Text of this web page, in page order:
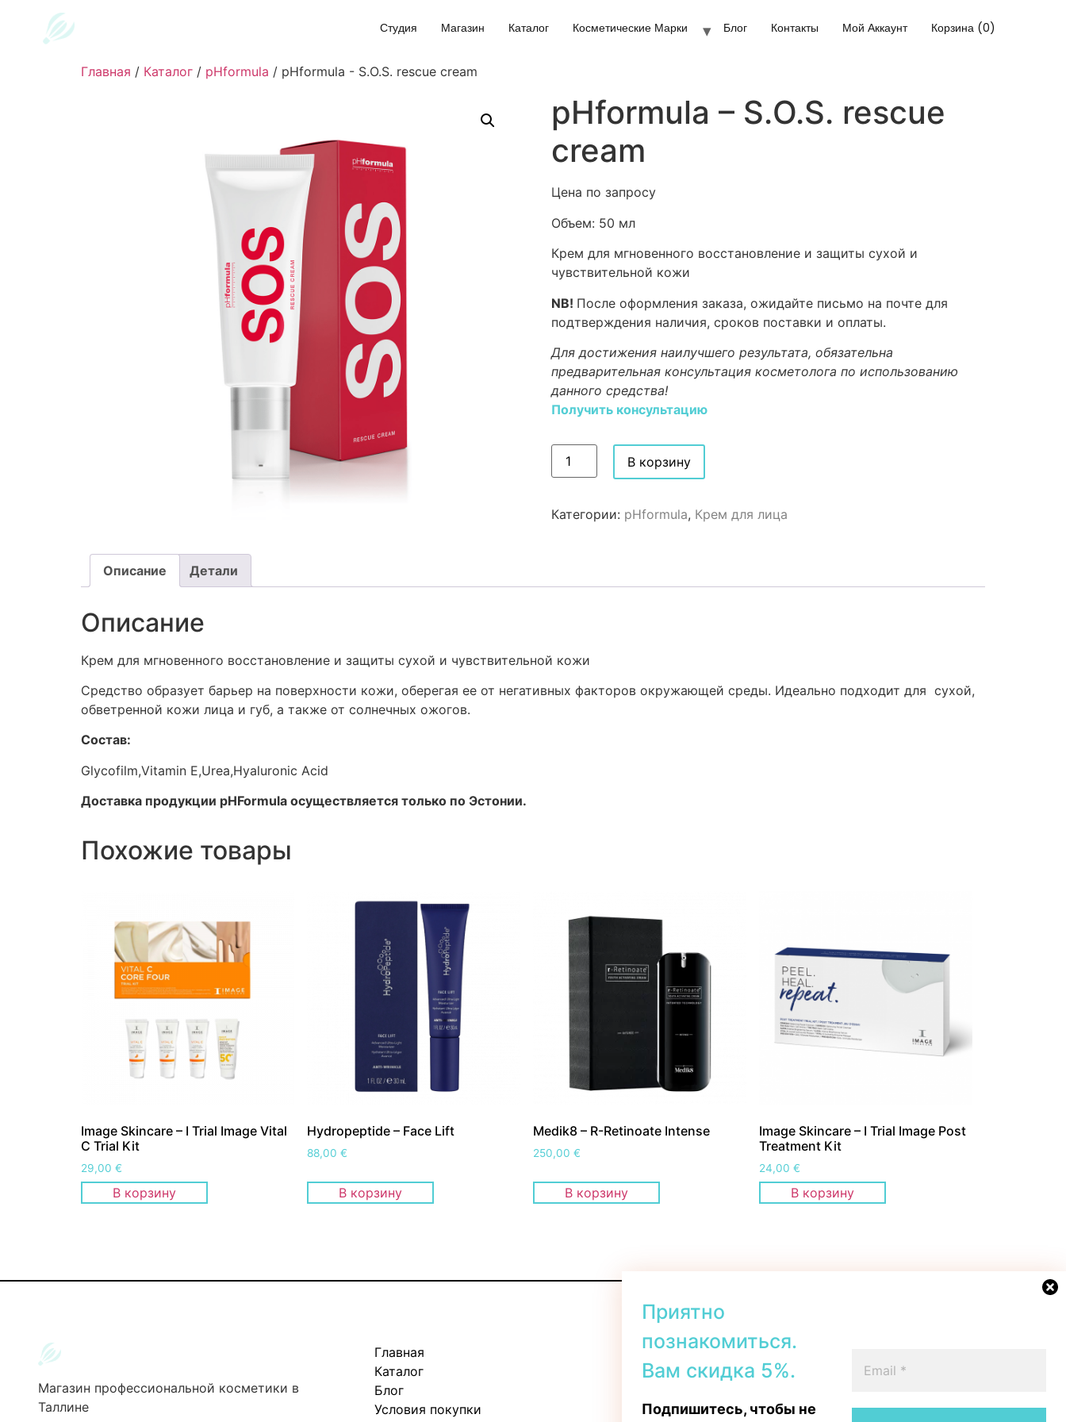
Студия Магазин Каталог Косметические Марки Блог Контакты Мой Аккаунт Корзина (0)
Главная / Каталог / pHformula / pHformula - S.O.S. rescue cream
pHformula – S.O.S. rescue
cream
Цена по запросу
Объем: 50 мл
Крем для мгновенного восстановление и защиты сухой и
чувствительной кожи
NB! После оформления заказа, ожидайте письмо на почте для
подтверждения наличия, сроков поставки и оплаты.
Для достижения наилучшего результата, обязательна
предварительная консультация косметолога по использованию
данного средства!
Получить консультацию
В корзину
Категории: pHformula, Крем для лица
Описание Детали
Описание
Крем для мгновенного восстановление и защиты сухой и чувствительной кожи
Средство образует барьер на поверхности кожи, оберегая ее от негативных факторов окружающей среды. Идеально подходит для сухой,
обветренной кожи лица и губ, а также от солнечных ожогов.
Состав:
Glycofilm,Vitamin E,Urea,Hyaluronic Acid
Доставка продукции pHFormula осуществляется только по Эстонии.
Приятно
познакомиться.
Вам скидка 5%.
Подпишитесь, чтобы не
Похожие товары
Image Skincare – I Trial Image Vital
C Trial Kit
29,00 €
В корзину
Hydropeptide – Face Lift
88,00 €
В корзину
Medik8 – R-Retinoate Intense
250,00 €
В корзину
Image Skincare – I Trial Image Post
Treatment Kit
24,00 €
В корзину
Магазин профессиональной косметики в
Таллине
Главная
Каталог
Блог
Условия покупки
Kadaka tee 42b, Tallinn
Пн-Пт: 11:00–19:00
Вс: 11:00 - 15:00
Messenger